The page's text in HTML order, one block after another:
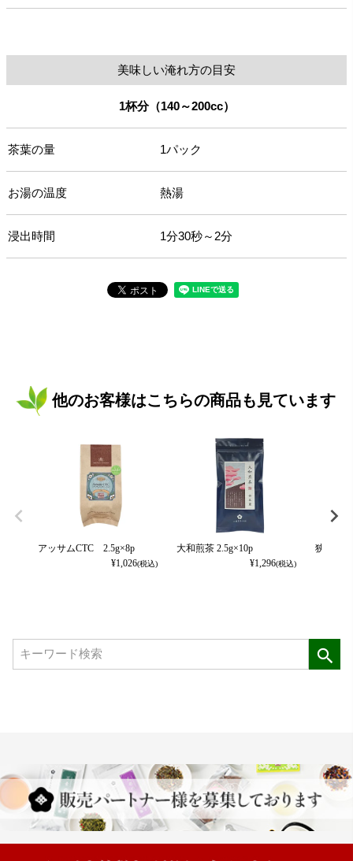
美味しい淹れ方の目安
1杯分（140～200cc）
茶葉の量 1パック
お湯の温度 熱湯
浸出時間 1分30秒～2分
他のお客様はこちらの商品も見ています
アッサムCTC 2.5g×8p
¥1,026(税込)
大和煎茶 2.5g×10p
¥1,296(税込)
狭山煎